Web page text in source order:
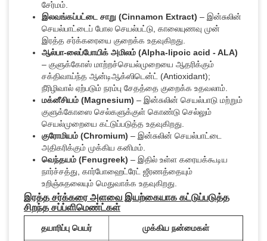
சேர்மம்.
இலவங்கப்பட்டை சாறு (Cinnamon Extract) – இன்சுலின்
செயல்பாட்டைப் போல செயல்பட்டு, காலையுணவு முன்
இரத்த சர்க்கரையை குறைக்க உதவுகிறது.
ஆல்பா-லைப்போயிக் அமிலம் (Alpha-lipoic acid - ALA)
– குளுக்கோஸ் மாற்றச்செயல்முறையை ஆதரிக்கும்
சக்திவாய்ந்த ஆன்டிஆக்ஸிடென்ட் (Antioxidant);
நீரிழிவால் ஏற்படும் நரம்பு சேதத்தை குறைக்க உதவலாம்.
மக்னீசியம் (Magnesium) – இன்சுலின் செயல்பாடு மற்றும்
குளுக்கோஸை செல்களுக்குள் கொண்டு செல்லும்
செயல்முறையை கட்டுப்படுத்த உதவுகிறது.
குரோமியம் (Chromium) – இன்சுலின் செயல்பாட்டை
அதிகரிக்கும் முக்கிய கனிமம்.
வெந்தயம் (Fenugreek) – இதில் உள்ள கரையக்கூடிய
நார்ச்சத்து, கார்போஹைட்ரேட் ஜீரணத்தையும்
உறிஞ்சுதலையும் மெதுவாக்க உதவுகிறது.
இரத்த சர்க்கரை அளவை இயற்கையாக கட்டுப்படுத்த
சிறந்த சப்ப்ளிமெண்ட்கள்
தயாரிப்பு பெயர் முக்கிய நன்மைகள்